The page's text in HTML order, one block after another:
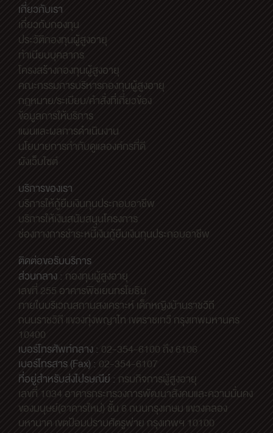
เกี่ยวกับเรา
เกี่ยวกับกองทุน
ประวัติกองทุนผู้สูงอายุ
ทำเนียบบุคลากร
โครงสร้างกองทุนผู้สูงอายุ
คณะกรรมการบริหารกองทุนผู้สูงอายุ
กฎหมาย/ระเบียบ/คำสั่งที่เกี่ยวข้อง
ข้อมูลการให้บริการ
แผนและผลการดำเนินงาน
นโยบายการกำกับดูแลองค์กรที่ดี
ผังเว็บไซต์
บริการของเรา
บริการให้กู้ยืมเงินทุนประกอบอาชีพ
บริการให้เงินสนับสนุนโครงการ
ช่องทางการชำระหนี้เงินกู้ยืมเงินทุนประกอบอาชีพ
ติดต่อขอรับบริการ
ส่วนกลาง : กองทุนผู้สูงอายุ
เลขที่ 255 อาคารพิชเยนทรโยธิน
ภายในบริเวณสถานสงเคราะห์ เด็กหญิงบ้านราชวิถี
ถนนราชวิถี แขวงทุ่งพญาไท เขตราชเทวี กรุงเทพมหานคร
10400
เบอร์โทรศัพท์กลาง : 02-354-6100 ถึง 6106
เบอร์โทรสาร (Fax) : 02-354-6107
ที่อยู่สำหรับส่งไปรษณีย์ : กรมกิจการผู้สูงอายุ
เลขที่ 1034 อาคารกระทรวงการพัฒนาสังคมและความมั่นคง
ของมนุษย์(อาคารใหม่) ชั้น 6 ถนนกรุงเกษม แขวงคลอง
มหานาค เขตป้อมปราบศัตรูพ่าย กรุงเทพฯ 10100